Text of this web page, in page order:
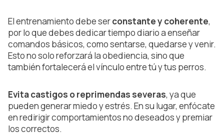
El entrenamiento debe serconstante y coherente,
por lo que debes dedicar tiempo diario a enseñar
comandos básicos, como sentarse, quedarse y venir.
Esto no solo reforzará la obediencia, sino que
también fortalecerá el vínculo entre tú y tus perros.
Evita castigos o reprimendas severas, ya que
pueden generar miedo y estrés. En su lugar, enfócate
en redirigir comportamientos no deseados y premiar
los correctos.